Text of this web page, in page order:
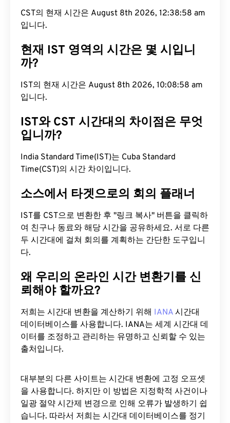
CST의 현재 시간은 August 8th 2026, 12:38:58 am
입니다.
현재 IST 영역의 시간은 몇 시입니
까?
IST의 현재 시간은 August 8th 2026, 10:08:58 am
입니다.
IST와 CST 시간대의 차이점은 무엇
입니까?
India Standard Time(IST)는 Cuba Standard
Time(CST)의 시간 차이입니다.
소스에서 타겟으로의 회의 플래너
IST를 CST으로 변환한 후 "링크 복사" 버튼을 클릭하
여 친구나 동료와 해당 시간을 공유하세요. 서로 다른
두 시간대에 걸쳐 회의를 계획하는 간단한 도구입니
다.
왜 우리의 온라인 시간 변환기를 신
뢰해야 할까요?
저희는 시간대 변환을 계산하기 위해 IANA 시간대
데이터베이스를 사용합니다. IANA는 세계 시간대 데
이터를 조정하고 관리하는 유명하고 신뢰할 수 있는
출처입니다.
대부분의 다른 사이트는 시간대 변환에 ​​고정 오프셋
을 사용합니다. 하지만 이 방법은 지정학적 사건이나
일광 절약 시간제 변경으로 인해 오류가 발생하기 쉽
습니다. 따라서 저희는 시간대 데이터베이스를 정기